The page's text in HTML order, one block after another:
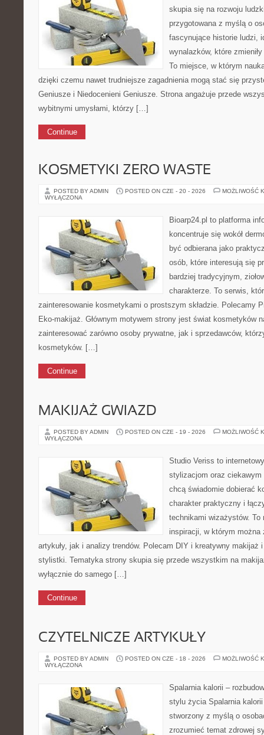
skupia się na rozwoju
przygotowana z myślą o
fascynujące historie ludzi,
wynalazków, które
To miejsce, w którym
dzięki czemu nawet trudniejsze zagadnienia mogą stać się
Geniusze i Niedocenieni Geniusze. Strona angażuje przede
wybitnymi umysłami, którzy […]
Continue
KOSMETYKI ZERO WASTE
POSTED BY ADMIN POSTED ON CZE - 20 - 2026
MOŻLIWOŚĆ
WYŁĄCZONA
Bioarp24.pl to platforma
koncentruje się wokół
być odbierana jako
osób, które interesują się
bardziej tradycyjnym,
charakterze. To serwis,
zainteresowanie kosmetykami o prostszym składzie. Polecamy
Eko-makijaż. Głównym motywem strony jest świat kosmetyków
zainteresować zarówno osoby prywatne, jak i sprzedawców,
kosmetyków. […]
Continue
MAKIJAŻ GWIAZD
POSTED BY ADMIN POSTED ON CZE - 19 - 2026
MOŻLIWOŚĆ
WYŁĄCZONA
Studio Veriss to
stylizacjom oraz ciekawym
chcą świadomie dobierać
charakter praktyczny i
technikami wizażystów. To
inspiracji, w którym
artykuły, jak i analizy trendów. Polecam DIY i kreatywny makijaż
stylistki. Tematyka strony skupia się przede wszystkim na
wyłącznie do samego […]
Continue
CZYTELNICZE ARTYKUŁY
POSTED BY ADMIN POSTED ON CZE - 18 - 2026
MOŻLIWOŚĆ
WYŁĄCZONA
Spalarnia kalorii –
stylu życia Spalarnia
stworzony z myślą o
zrozumieć temat zdrowej